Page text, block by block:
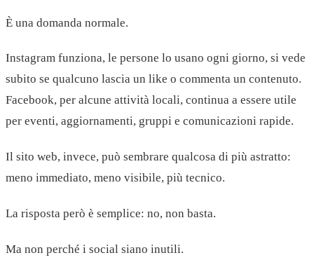
È una domanda normale.
Instagram funziona, le persone lo usano ogni giorno, si vede
subito se qualcuno lascia un like o commenta un contenuto.
Facebook, per alcune attività locali, continua a essere utile
per eventi, aggiornamenti, gruppi e comunicazioni rapide.
Il sito web, invece, può sembrare qualcosa di più astratto:
meno immediato, meno visibile, più tecnico.
La risposta però è semplice: no, non basta.
Ma non perché i social siano inutili.